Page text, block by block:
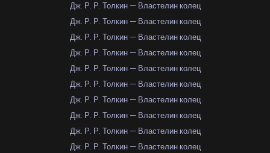
Дж. Р. Р. Толкин — Властелин колец
Дж. Р. Р. Толкин — Властелин колец
Дж. Р. Р. Толкин — Властелин колец
Дж. Р. Р. Толкин — Властелин колец
Дж. Р. Р. Толкин — Властелин колец
Дж. Р. Р. Толкин — Властелин колец
Дж. Р. Р. Толкин — Властелин колец
Дж. Р. Р. Толкин — Властелин колец
Дж. Р. Р. Толкин — Властелин колец
Дж. Р. Р. Толкин — Властелин колец